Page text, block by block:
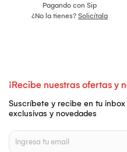
Pagando con Sip
¿No la tienes? Solicítala
¡Recibe nuestras ofertas y
Suscríbete y recibe en tu
exclusivas y novedades